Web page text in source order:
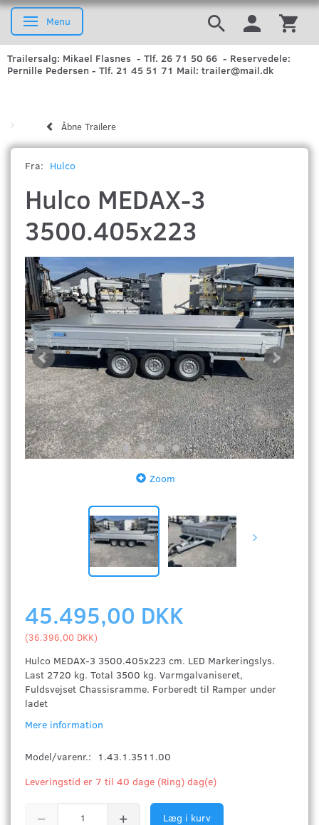
Skifte navigation
Menu
Trailersalg: Mikael Flasnes - Tlf. 26 71 50 66 - Reservedele:
Pernille Pedersen - Tlf. 21 45 51 71 Mail: trailer@mail.dk
Åbne Trailere
Fra: Hulco
Hulco MEDAX-3
3500.405x223
Zoom
45.495,00 DKK
(36.396,00 DKK)
Hulco MEDAX-3 3500.405x223 cm. LED Markeringslys.
Last 2720 kg. Total 3500 kg. Varmgalvaniseret,
Fuldsvejset Chassisramme. Forberedt til Ramper under
ladet
Mere information
Model/varenr.:
1.43.1.3511.00
Leveringstid er 7 til 40 dage (Ring) dag(e)
Læg i kurv